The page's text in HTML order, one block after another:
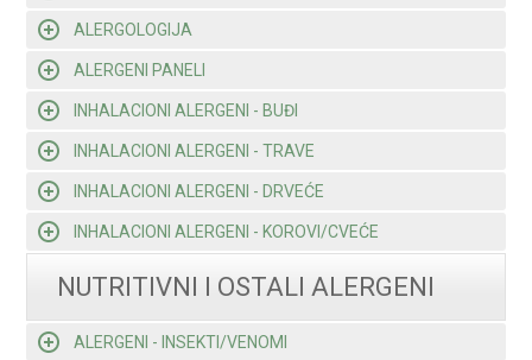
ALERGOLOGIJA
ALERGENI PANELI
INHALACIONI ALERGENI - BUĐI
INHALACIONI ALERGENI - TRAVE
INHALACIONI ALERGENI - DRVEĆE
INHALACIONI ALERGENI - KOROVI/CVEĆE
NUTRITIVNI I OSTALI ALERGENI
ALERGENI - INSEKTI/VENOMI